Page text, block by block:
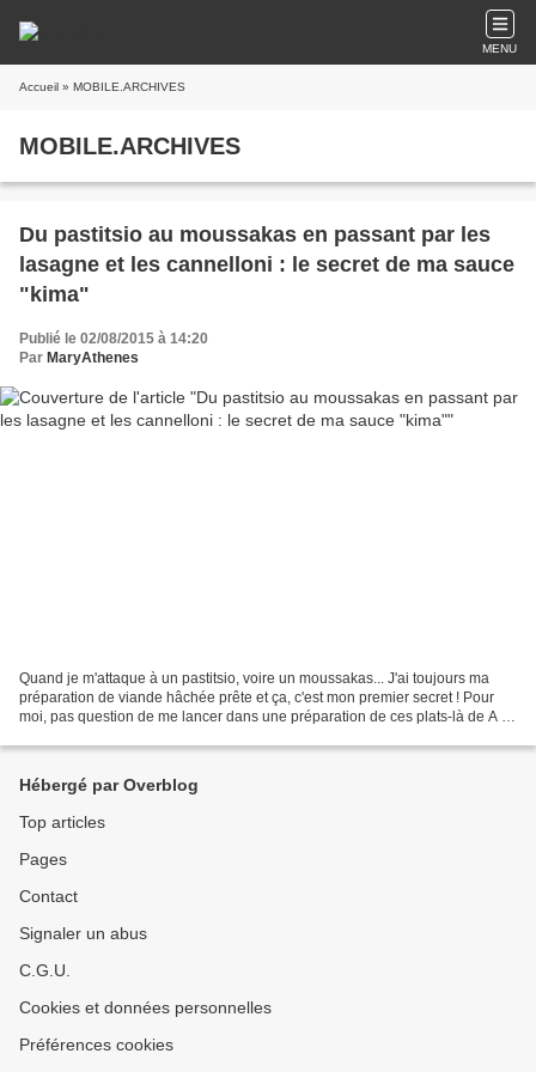
MENU
Accueil » MOBILE.ARCHIVES
MOBILE.ARCHIVES
Du pastitsio au moussakas en passant par les
lasagne et les cannelloni : le secret de ma sauce
"kima"
Publié le 02/08/2015 à 14:20
Par MaryAthenes
Quand je m'attaque à un pastitsio, voire un moussakas... J'ai toujours ma
préparation de viande hâchée prête et ça, c'est mon premier secret ! Pour
moi, pas question de me lancer dans une préparation de ces plats-là de A à
Hébergé par Overblog
Top articles
Pages
Contact
Signaler un abus
C.G.U.
Cookies et données personnelles
Préférences cookies